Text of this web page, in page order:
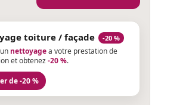
toiture / façade -20 %
nettoyagea votre prestation de
et obtenez-20 %.
de -20 %